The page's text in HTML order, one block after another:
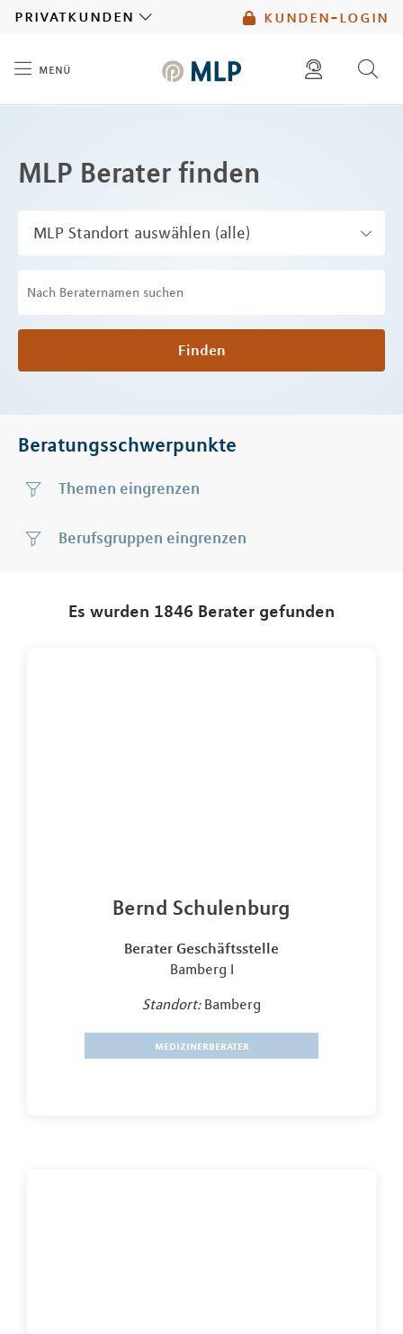
kunden-login
privatkunden
menü
MLP Berater finden
Finden
Beratungsschwerpunkte
Themen
Berufsgruppen
Es wurden 1846 Berater gefunden
Bernd Schulenburg
Berater Geschäftsstelle
Bamberg I
Standort: Bamberg
medizinerberater